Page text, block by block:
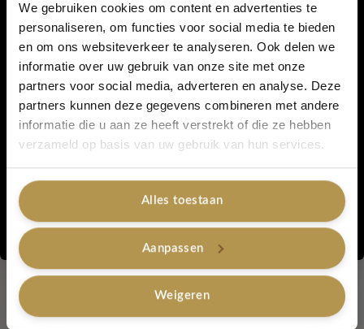
We gebruiken cookies om content en advertenties te
personaliseren, om functies voor social media te bieden
en om ons websiteverkeer te analyseren. Ook delen we
informatie over uw gebruik van onze site met onze
partners voor social media, adverteren en analyse. Deze
partners kunnen deze gegevens combineren met andere
informatie die u aan ze heeft verstrekt of die ze hebben
verzameld op basis van uw gebruik van hun services.
Alles toestaan
Aanpassen
Weigeren
Lovely Label with Love
€29,95
Toevoegen aan winkelwagen
Mini
Lovely Label with Love
€29,95
Lees verder
Glitter schoudertasje
Midnight Blue – The Shine
Mini
Glitter schoudertasje zwart
5% korting...
Ja, graag!
Nee, bedankt